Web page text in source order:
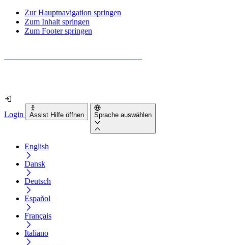
Zur Hauptnavigation springen
Zum Inhalt springen
Zum Footer springen
Login Assist Hilfe öffnen Sprache auswählen
English
Dansk
Deutsch
Español
Français
Italiano